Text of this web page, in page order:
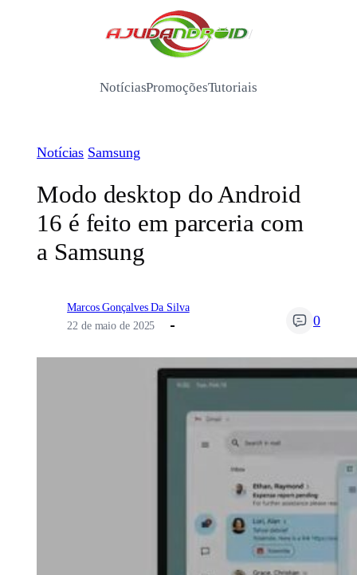
/
NotíciasPromoçõesTutoriais
Notícias Samsung
Modo desktop do Android
16 é feito em parceria com
a Samsung
Marcos Gonçalves Da Silva
22 de maio de 2025
0